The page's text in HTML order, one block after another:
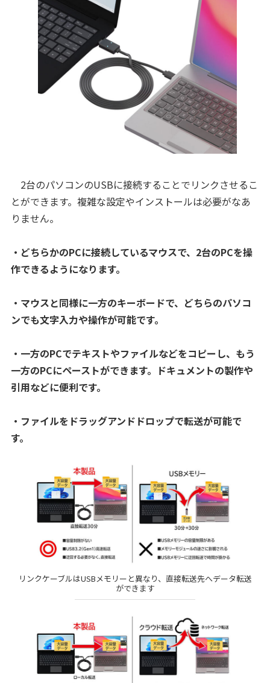
2台のパソコンのUSBに接続することでリンクさせるこ
とができます。複雑な設定やインストールは必要がなあ
りません。
・どちらかのPCに接続しているマウスで、2台のPCを操
作できるようになります。
・マウスと同様に一方のキーボードで、どちらのパソコ
ンでも文字入力や操作が可能です。
・一方のPCでテキストやファイルなどをコピーし、もう
一方のPCにペーストができます。ドキュメントの製作や
引用などに便利です。
・ファイルをドラッグアンドドロップで転送が可能で
す。
リンクケーブルはUSBメモリーと異なり、直接転送先へデータ転送
ができます